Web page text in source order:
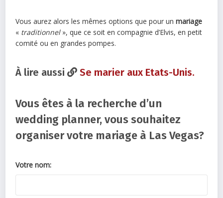
Vous aurez alors les mêmes options que pour unmariage
« traditionnel», que ce soit en compagnie d’Elvis, en petit
comité ou en grandes pompes.
À lire aussi Se marier aux Etats-Unis.
Vous êtes à la recherche d’un
wedding planner, vous souhaitez
organiser votre mariage à Las Vegas?
Votre nom: